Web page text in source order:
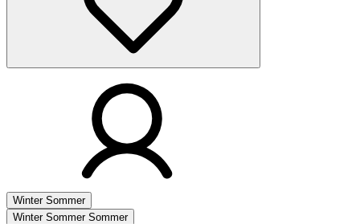
Winter Sommer
Winter Sommer Sommer